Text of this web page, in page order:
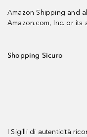
Amazon Shipping and
Amazon.com, Inc. or its
Shopping Sicuro
I Sigilli di autenticità